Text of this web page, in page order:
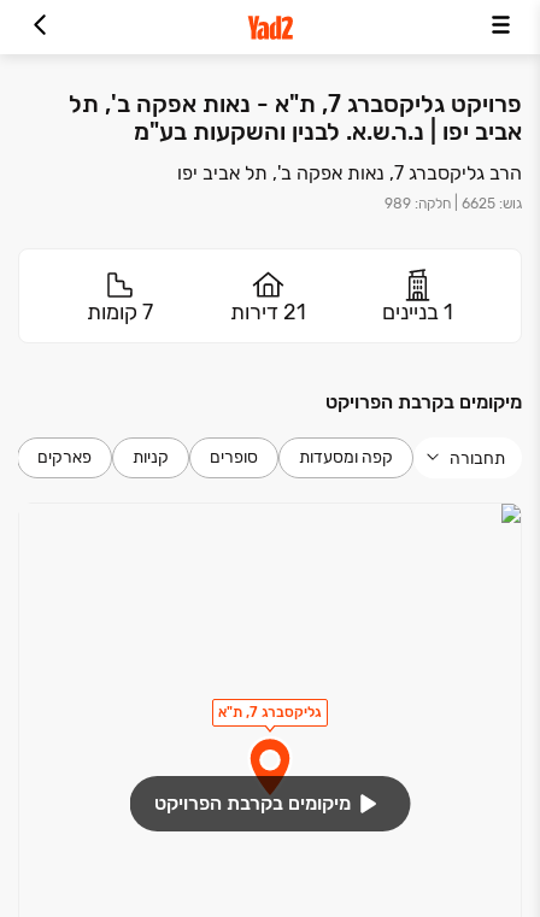
פרויקט גליקסברג 7, ת"א - נאות אפקה ב', תל
אביב יפו | נ.ר.ש.א. לבנין והשקעות בע"מ
הרב גליקסברג 7, נאות אפקה ב', תל אביב יפו
גוש:
6625 חלקה:
989
1 בניינים 21 דירות 7 קומות
מיקומים בקרבת הפרויקט
תחבורה קפה ומסעדות סופרים קניות פארקים
גליקסברג 7, ת"א
מיקומים בקרבת הפרויקט